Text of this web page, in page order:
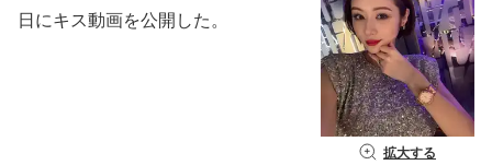
拡大する
日にキス動画を公開した。